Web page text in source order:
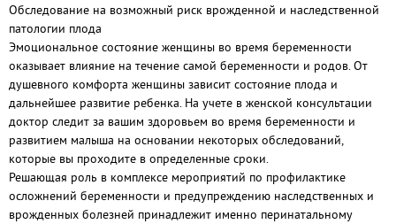
Обследование на возможный риск врожденной и наследственной
патологии плода
Эмоциональное состояние женщины во время беременности
оказывает влияние на течение самой беременности и родов. От
душевного комфорта женщины зависит состояние плода и
дальнейшее развитие ребенка. На учете в женской консультации
доктор следит за вашим здоровьем во время беременности и
развитием малыша на основании некоторых обследований,
которые вы проходите в определенные сроки.
Решающая роль в комплексе мероприятий по профилактике
осложнений беременности и предупреждению наследственных и
врожденных болезней принадлежит именно перинатальному